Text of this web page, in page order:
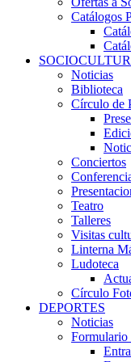
Catálogos
Noticias
Biblioteca
Círculo de
Conciertos
Teatro
Talleres
Visitas
Linterna
Ludoteca
Círculo
DEPORTES
Noticias
Formulario